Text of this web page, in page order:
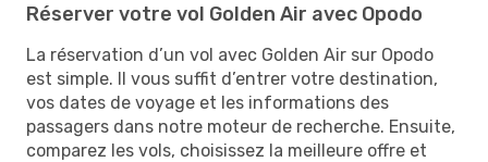
Réserver votre vol Golden Air avec Opodo
La réservation d’un vol avec Golden Air sur Opodo
est simple. Il vous suffit d’entrer votre destination,
vos dates de voyage et les informations des
passagers dans notre moteur de recherche. Ensuite,
comparez les vols, choisissez la meilleure offre et